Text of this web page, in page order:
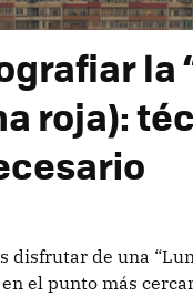
la
roja):
disfrutar de una
el punto más